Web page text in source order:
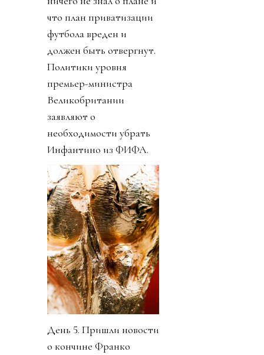
что план приватизации
футбола вреден и
должен быть отвергнут.
Политики уровня
премьер-министра
Великобритании
заявляют о
необходимости убрать
Инфантино из ФИФА.
День 5. Пришли новости
о кончине Франко